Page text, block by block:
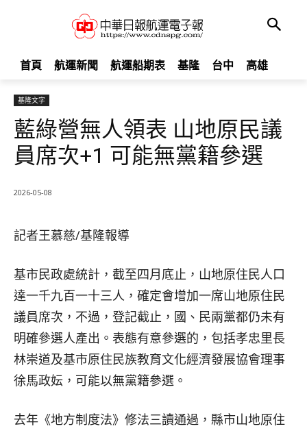
首頁 航運新聞 航運船期表 基隆 台中 高雄
基隆文字
藍綠營無人領表 山地原民議
員席次+1 可能無黨籍參選
2026-05-08
記者王慕慈∕基隆報導
基市民政處統計，截至四月底止，山地原住民人口
達一千九百一十三人，確定會增加一席山地原住民
議員席次，不過，登記截止，國、民兩黨都仍未有
明確參選人產出。表態有意參選的，包括孝忠里長
林崇道及基市原住民族教育文化經濟發展協會理事
徐馬政妘，可能以無黨籍參選。
去年《地方制度法》修法三讀通過，縣市山地原住